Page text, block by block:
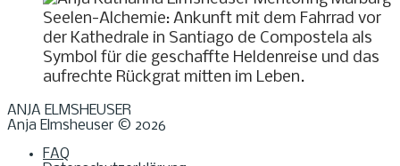
ANJA ELMSHEUSER
Anja Elmsheuser © 2026
FAQ